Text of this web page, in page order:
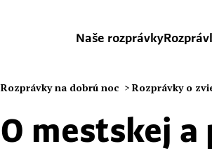
Naše rozprávky
Rozprávky na dobrú noc > Rozprávky o
O mestskej a